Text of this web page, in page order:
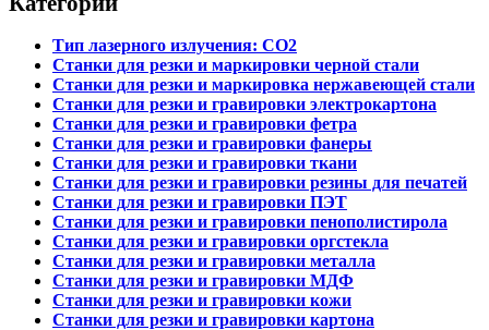
Тип лазерного излучения: СО2
Станки для резки и маркировки черной стали
Станки для резки и маркировка нержавеющей стали
Станки для резки и гравировки электрокартона
Станки для резки и гравировки фетра
Станки для резки и гравировки фанеры
Станки для резки и гравировки ткани
Станки для резки и гравировки резины для печатей
Станки для резки и гравировки ПЭТ
Станки для резки и гравировки пенополистирола
Станки для резки и гравировки оргстекла
Станки для резки и гравировки металла
Станки для резки и гравировки МДФ
Станки для резки и гравировки кожи
Станки для резки и гравировки картона